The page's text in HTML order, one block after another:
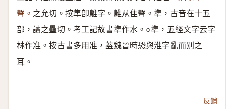
聲。 之允切。按隼卽鵻字。鵻从隹聲。準，古音在十五
部，讀之壘切。考工記故書準作水。○準，五經文字云字
林作准。按古書多用准，葢魏晉時恐與淮字亂而别之
耳。
反饋